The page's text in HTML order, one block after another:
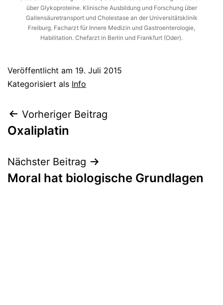
über Glykoproteine. Klinische Ausbildung und Forschung über
Gallensäuretransport und Cholestase an der Universitätsklinik
Freiburg. Facharzt für Innere Medizin und Gastroenterologie,
Habilitation. Chefarzt in Berlin und Frankfurt (Oder).
Veröffentlicht am 19. Juli 2015
Kategorisiert als Info
Beitragsnavigation
Vorheriger Beitrag
Oxaliplatin
Nächster Beitrag
Moral hat biologische Grundlagen